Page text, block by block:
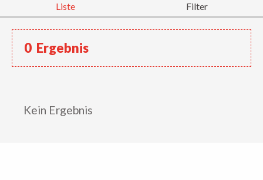
Liste Filter
0 Ergebnis
Kein Ergebnis